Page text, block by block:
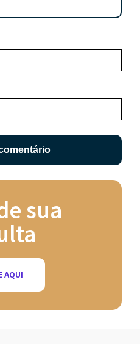
sua
AQUI